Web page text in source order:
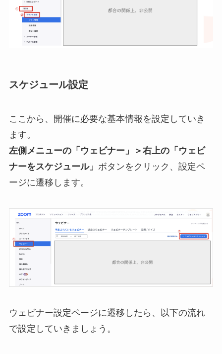
スケジュール設定
ここから、開催に必要な基本情報を設定していき
ます。
左側メニューの「ウェビナー」＞右上の「ウェビ
ナーをスケジュール」 ボタンをクリック、設定ペ
ージに遷移します。
ウェビナー設定ページに遷移したら、以下の流れ
で設定していきましょう。